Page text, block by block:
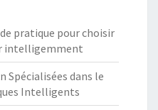
pratique pour choisir
intelligemment
Spécialisées dans le
Intelligents